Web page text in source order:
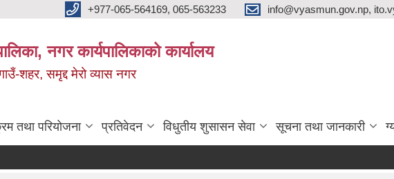
+977-065-564169, 065-563233 info@vyasmun.gov.np,
नगर कार्यपालिकाको कार्यालय
शहर, समृद्द मेरो व्यास नगर
तथा परियोजना प्रतिवेदन विधुतीय शुसासन सेवा सूचना तथा जानकारी